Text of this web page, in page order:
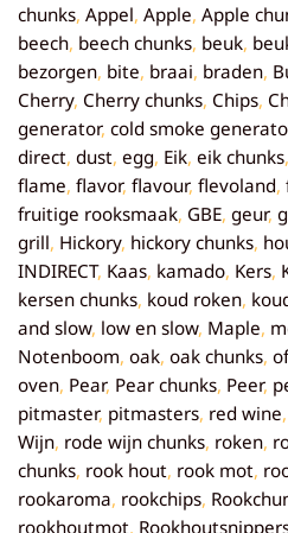
chunks, Appel, Apple, Apple
beech, beech chunks, beuk,
bezorgen, bite, braai, braden,
Cherry, Cherry chunks, Chips,
generator, cold smoke
direct, dust, egg, Eik, eik chunks,
flame, flavor, flavour, flevoland,
fruitige rooksmaak, GBE, geur,
grill, Hickory, hickory chunks,
INDIRECT, Kaas, kamado, Kers,
kersen chunks, koud roken,
and slow, low en slow, Maple,
Notenboom, oak, oak chunks,
oven, Pear, Pear chunks, Peer,
pitmaster, pitmasters, red wine,
Wijn, rode wijn chunks, roken,
chunks, rook hout, rook mot,
rookaroma, rookchips,
rookhoutmot,